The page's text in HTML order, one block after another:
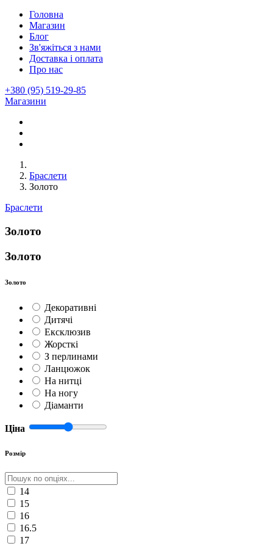
Головна
Магазин
Блог
Зв'яжіться з нами
Доставка і оплата
Про нас
+380 (95) 519-29-85
Магазини
Браслети
Золото
Браслети
Золото
Золото
Золото
Декоративні
Дитячі
Ексклюзив
Жорсткі
З перлинами
Ланцюжок
На нитці
На ногу
Діаманти
Ціна
Розмір
14
15
16
16.5
17